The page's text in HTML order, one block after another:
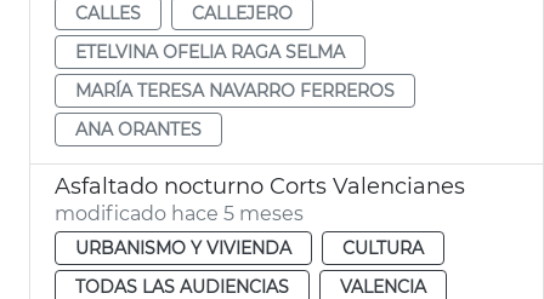
CALLES
CALLEJERO
ETELVINA OFELIA RAGA SELMA
MARÍA TERESA NAVARRO FERREROS
ANA ORANTES
Asfaltado nocturno Corts Valencianes
modificado hace 5 meses
URBANISMO Y VIVIENDA
CULTURA
TODAS LAS AUDIENCIAS
VALENCIA